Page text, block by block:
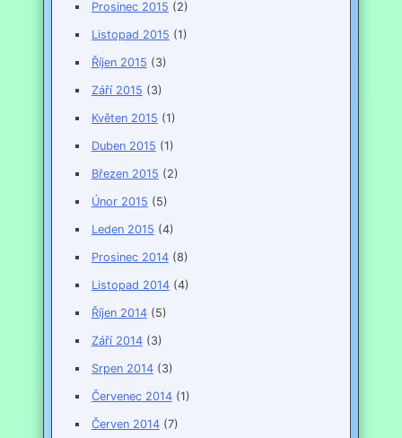
Prosinec 2015 (2)
Listopad 2015 (1)
Říjen 2015 (3)
Září 2015 (3)
Květen 2015 (1)
Duben 2015 (1)
Březen 2015 (2)
Únor 2015 (5)
Leden 2015 (4)
Prosinec 2014(8)
Listopad 2014(4)
Říjen 2014(5)
Září 2014(3)
Srpen 2014(3)
Červenec 2014(1)
Červen 2014(7)